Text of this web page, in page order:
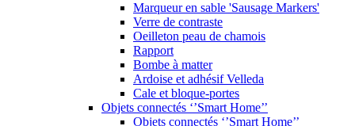
Marqueur en sable 'Sausage Markers'
Verre de contraste
Oeilleton peau de chamois
Rapport
Bombe à matter
Ardoise et adhésif Velleda
Cale et bloque-portes
Objets connectés ‘’Smart Home’’
Objets connectés ‘’Smart Home’’